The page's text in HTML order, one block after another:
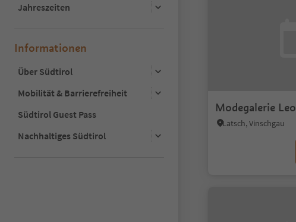
Jahreszeiten
Informationen
Über Südtirol
Mobilität & Barrierefreiheit
Südtirol Guest Pass
Nachhaltiges Südtirol
Modegalerie Leo
Latsch, Vinschgau